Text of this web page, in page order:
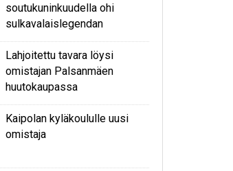
soutukuninkuudella ohi
sulkavalaislegendan
Lahjoitettu tavara löysi
omistajan Palsanmäen
huutokaupassa
Kaipolan kyläkoululle uusi
omistaja